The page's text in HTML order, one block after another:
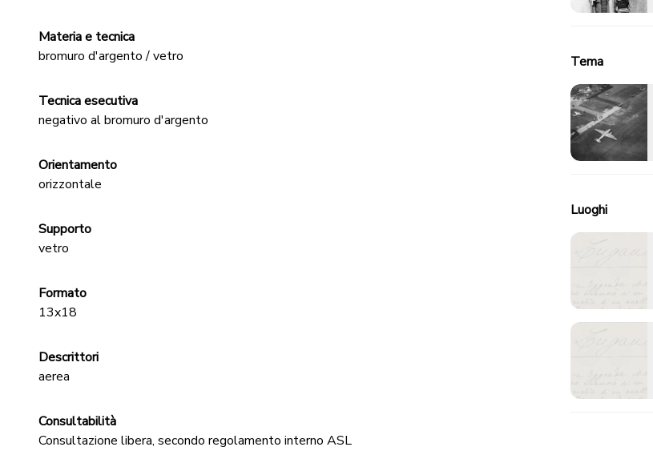
Materia e tecnica
bromuro d'argento / vetro
Tecnica esecutiva
negativo al bromuro d'argento
Orientamento
orizzontale
Supporto
vetro
Formato
13x18
Descrittori
aerea
Consultabilità
Consultazione libera, secondo regolamento interno ASL
Tema
Luoghi